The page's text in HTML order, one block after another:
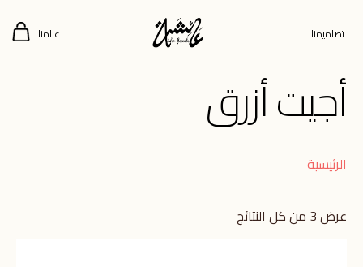
تصاميمنا عالمنا
أجيت أزرق
الرئيسية
عرض ⁦3⁩ من كل النتائج